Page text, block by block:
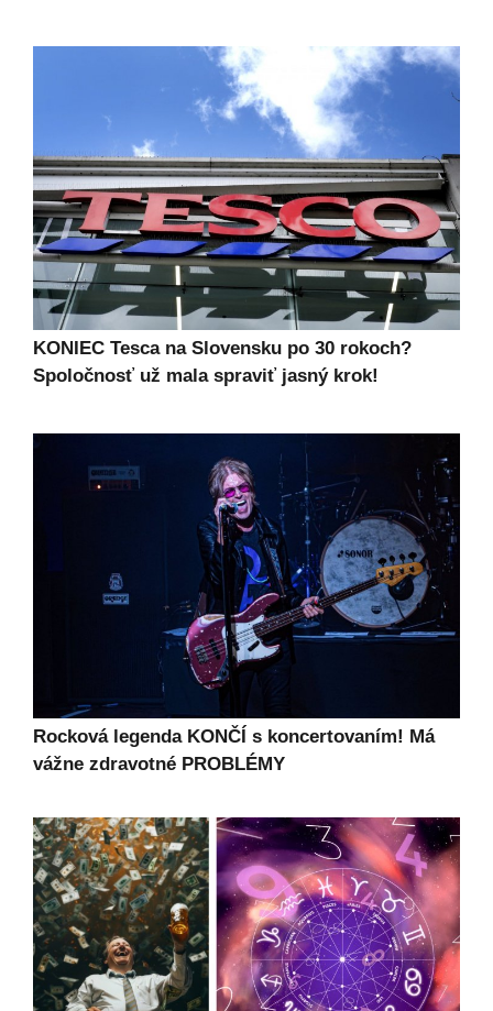
KONIEC Tesca na Slovensku po 30 rokoch?
Spoločnosť už mala spraviť jasný krok!
Rocková legenda KONČÍ s koncertovaním! Má
vážne zdravotné PROBLÉMY